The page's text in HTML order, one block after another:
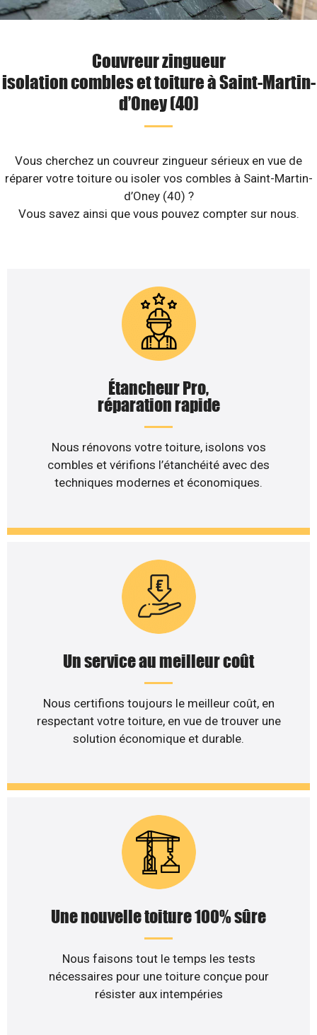
Couvreur zingueur
isolation combles et toiture à Saint-Martin-
d’Oney (40)
Vous cherchez un couvreur zingueur sérieux en vue de
réparer votre toiture ou isoler vos combles à Saint-Martin-
d’Oney (40) ?
Vous savez ainsi que vous pouvez compter sur nous.
Étancheur Pro,
réparation rapide
Nous rénovons votre toiture, isolons vos
combles et vérifions l’étanchéité avec des
techniques modernes et économiques.
Un service au meilleur coût
Nous certifions toujours le meilleur coût, en
respectant votre toiture, en vue de trouver une
solution économique et durable.
Une nouvelle toiture 100% sûre
Nous faisons tout le temps les tests
nécessaires pour une toiture conçue pour
résister aux intempéries